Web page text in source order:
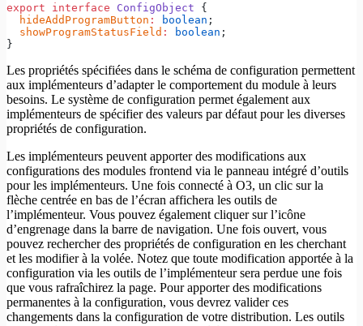
export interface ConfigObject {
  hideAddProgramButton
: boolean ;
  showProgramStatusField
: boolean ;
}
Les propriétés spécifiées dans le schéma de configuration permettent
aux implémenteurs d’adapter le comportement du module à leurs
besoins. Le système de configuration permet également aux
implémenteurs de spécifier des valeurs par défaut pour les diverses
propriétés de configuration.
Les implémenteurs peuvent apporter des modifications aux
configurations des modules frontend via le panneau intégré d’outils
pour les implémenteurs. Une fois connecté à O3, un clic sur la
flèche centrée en bas de l’écran affichera les outils de
l’implémenteur. Vous pouvez également cliquer sur l’icône
d’engrenage dans la barre de navigation. Une fois ouvert, vous
pouvez rechercher des propriétés de configuration en les cherchant
et les modifier à la volée. Notez que toute modification apportée à la
configuration via les outils de l’implémenteur sera perdue une fois
que vous rafraîchirez la page. Pour apporter des modifications
permanentes à la configuration, vous devrez valider ces
changements dans la configuration de votre distribution. Les outils